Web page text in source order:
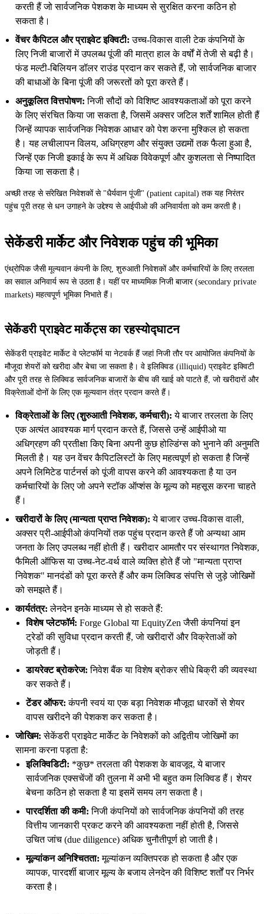
करती हैं जो सार्वजनिक पेशकश के माध्यम से सुरक्षित करना कठिन हो
सकता है।
वेंचर कैपिटल और प्राइवेट इक्विटी: उच्च-विकास वाली टेक कंपनियों के
लिए निजी बाजारों में उपलब्ध पूंजी की मात्रा हाल के वर्षों में तेजी से बढ़ी है।
फंड मल्टी-बिलियन डॉलर राउंड प्रदान कर सकते हैं, जो सार्वजनिक बाजार
की बाधाओं के बिना पूंजी की जरूरतों को पूरा करते हैं।
अनुकूलित वित्तपोषण: निजी सौदों को विशिष्ट आवश्यकताओं को पूरा करने
के लिए संरचित किया जा सकता है, जिसमें अक्सर जटिल शर्तें शामिल होती हैं
जिन्हें व्यापक सार्वजनिक निवेशक आधार को पेश करना मुश्किल हो सकता
है। यह लचीलापन विलय, अधिग्रहण और संयुक्त उद्यमों तक फैला हुआ है,
जिन्हें एक निजी इकाई के रूप में अधिक विवेकपूर्ण और कुशलता से निष्पादित
किया जा सकता है।
अच्छी तरह से संरेखित निवेशकों से "धैर्यवान पूंजी" (patient capital) तक यह निरंतर
पहुंच पूरी तरह से धन उगाहने के उद्देश्य से आईपीओ की अनिवार्यता को कम करती है।
सेकेंडरी मार्केट और निवेशक पहुंच की भूमिका
एंथ्रोपिक जैसी मूल्यवान कंपनी के लिए, शुरुआती निवेशकों और कर्मचारियों के लिए तरलता
का सवाल अनिवार्य रूप से उठता है। यहीं पर माध्यमिक निजी बाजार (secondary private
markets) महत्वपूर्ण भूमिका निभाते हैं।
सेकेंडरी प्राइवेट मार्केट्स का रहस्योद्घाटन
सेकेंडरी प्राइवेट मार्केट वे प्लेटफॉर्म या नेटवर्क हैं जहां निजी तौर पर आयोजित कंपनियों के
मौजूदा शेयरों को खरीदा और बेचा जा सकता है। वे इलिक्विड (illiquid) प्राइवेट इक्विटी
और पूरी तरह से लिक्विड सार्वजनिक बाजारों के बीच की खाई को पाटते हैं, जो खरीदारों और
विक्रेताओं दोनों के लिए एक मूल्यवान तंत्र प्रदान करते हैं।
विक्रेताओं के लिए (शुरुआती निवेशक, कर्मचारी): ये बाजार तरलता के लिए
एक अत्यंत आवश्यक मार्ग प्रदान करते हैं, जिससे उन्हें आईपीओ या
अधिग्रहण की प्रतीक्षा किए बिना अपनी कुछ होल्डिंग्स को भुनाने की अनुमति
मिलती है। यह उन वेंचर कैपिटलिस्टों के लिए महत्वपूर्ण हो सकता है जिन्हें
अपने लिमिटेड पार्टनर्स को पूंजी वापस करने की आवश्यकता है या उन
कर्मचारियों के लिए जो अपने स्टॉक ऑप्शंस के मूल्य को महसूस करना चाहते
हैं।
खरीदारों के लिए (मान्यता प्राप्त निवेशक): ये बाजार उच्च-विकास वाली,
अक्सर प्री-आईपीओ कंपनियों तक पहुंच प्रदान करते हैं जो अन्यथा आम
जनता के लिए उपलब्ध नहीं होती हैं। खरीदार आमतौर पर संस्थागत निवेशक,
फैमिली ऑफिस या उच्च-नेट-वर्थ वाले व्यक्ति होते हैं जो "मान्यता प्राप्त
निवेशक" मानदंडों को पूरा करते हैं और कम लिक्विड संपत्ति से जुड़े जोखिमों
को समझते हैं।
कार्यतंत्र: लेनदेन इनके माध्यम से हो सकते हैं:
विशेष प्लेटफॉर्म: Forge Global या EquityZen जैसी कंपनियां इन
ट्रेडों की सुविधा प्रदान करती हैं, जो खरीदारों और विक्रेताओं को
जोड़ती हैं।
डायरेक्ट ब्रोकरेज: निवेश बैंक या विशेष ब्रोकर सीधे बिक्री की व्यवस्था
कर सकते हैं।
टेंडर ऑफर: कंपनी स्वयं या एक बड़ा निवेशक मौजूदा धारकों से शेयर
वापस खरीदने की पेशकश कर सकता है।
जोखिम: सेकेंडरी प्राइवेट मार्केट के निवेशकों को अद्वितीय जोखिमों का
सामना करना पड़ता है:
इलिक्विडिटी: *कुछ* तरलता की पेशकश के बावजूद, ये बाजार
सार्वजनिक एक्सचेंजों की तुलना में अभी भी बहुत कम लिक्विड हैं। शेयर
बेचना कठिन हो सकता है या इसमें समय लग सकता है।
पारदर्शिता की कमी: निजी कंपनियों को सार्वजनिक कंपनियों की तरह
वित्तीय जानकारी प्रकट करने की आवश्यकता नहीं होती है, जिससे
उचित जांच (due diligence) अधिक चुनौतीपूर्ण हो जाती है।
मूल्यांकन अनिश्चितता: मूल्यांकन व्यक्तिपरक हो सकता है और एक
व्यापक, पारदर्शी बाजार मूल्य के बजाय लेनदेन की विशिष्ट शर्तों पर निर्भर
करता है।